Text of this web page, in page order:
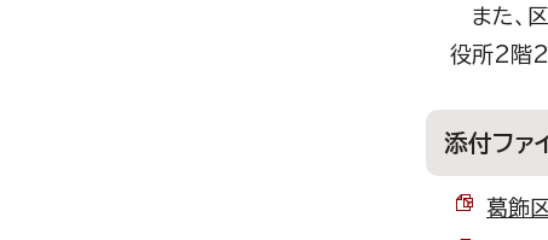
また、
役所2階
添付ファ
葛飾